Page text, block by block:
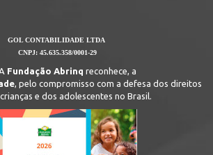
GOL CONTABILIDADE LTDA
CNPJ: 45.635.358/0001-29
A Fundação Abrinq reconhece, a
, pelo compromisso com a defesa dos direitos
e dos adolescentes no Brasil.